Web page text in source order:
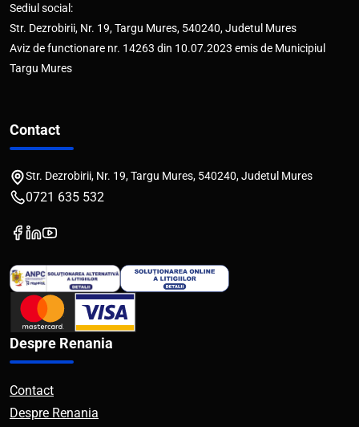
Sediul social:
Str. Dezrobirii, Nr. 19, Targu Mures, 540240, Judetul Mures
Aviz de functionare nr. 14263 din 10.07.2023 emis de Municipiul
Targu Mures
Contact
Str. Dezrobirii, Nr. 19, Targu Mures, 540240, Judetul Mures
0721 635 532
Despre Renania
Contact
Despre Renania